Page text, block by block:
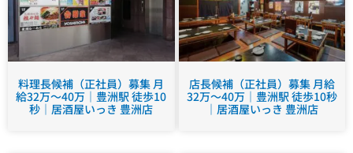
料理長候補（正社員）募集 月
給32万～40万｜豊洲駅 徒歩10
秒｜居酒屋いっき 豊洲店
店長候補（正社員）募集 月給
32万～40万｜豊洲駅 徒歩10秒
｜居酒屋いっき 豊洲店